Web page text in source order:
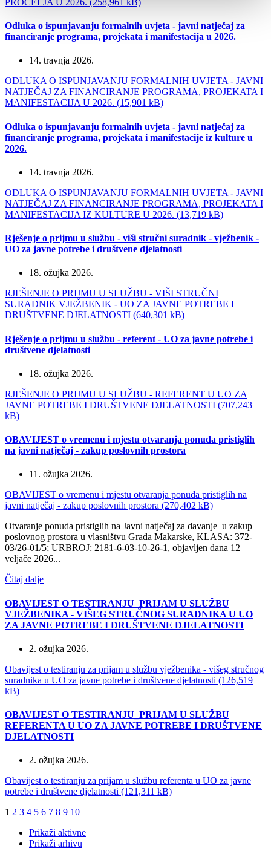
Odluka o ispunjavanju formalnih uvjeta - javni natječaj za
financiranje programa, projekata i manifestacija u 2026.
14. travnja 2026.
ODLUKA O ISPUNJAVANJU FORMALNIH UVJETA - JAVNI
NATJEČAJ ZA FINANCIRANJE PROGRAMA, PROJEKATA I
MANIFESTACIJA U 2026. (15,901 kB)
Odluka o ispunjavanju formalnih uvjeta - javni natječaj za
financiranje programa, projekata i manifestacije iz kulture u
2026.
14. travnja 2026.
ODLUKA O ISPUNJAVANJU FORMALNIH UVJETA - JAVNI
NATJEČAJ ZA FINANCIRANJE PROGRAMA, PROJEKATA I
MANIFESTACIJA IZ KULTURE U 2026. (13,719 kB)
Rješenje o prijmu u službu - viši stručni suradnik - vježbenik -
UO za javne potrebe i društvene djelatnosti
18. ožujka 2026.
RJEŠENJE O PRIJMU U SLUŽBU - VIŠI STRUČNI
SURADNIK VJEŽBENIK - UO ZA JAVNE POTREBE I
DRUŠTVENE DJELATNOSTI (640,301 kB)
Rješenje o prijmu u službu - referent - UO za javne potrebe i
društvene djelatnosti
18. ožujka 2026.
RJEŠENJE O PRIJMU U SLUŽBU - REFERENT U UO ZA
JAVNE POTREBE I DRUŠTVENE DJELATNOSTI (707,243
kB)
OBAVIJEST o vremenu i mjestu otvaranja ponuda pristiglih
na javni natječaj - zakup poslovnih prostora
11. ožujka 2026.
OBAVIJEST o vremenu i mjestu otvaranja ponuda pristiglih na
javni natječaj - zakup poslovnih prostora (270,402 kB)
Otvaranje ponuda pristiglih na Javni natječaj za davanje u zakup
poslovnog prostora u vlasništvu Grada Makarske, KLASA: 372-
03/26-01/5; URBROJ: 2181-6-03-10-26-1, objavljen dana 12
veljače 2026...
Čitaj dalje
OBAVIJEST O TESTIRANJU_PRIJAM U SLUŽBU
VJEŽBENIKA - VIŠEG STRUČNOG SURADNIKA U UO
ZA JAVNE POTREBE I DRUŠTVENE DJELATNOSTI
2. ožujka 2026.
Obavijest o testiranju za prijam u službu vježbenika - višeg stručnog
suradnika u UO za javne potrebe i društvene djelatnosti (126,519
kB)
OBAVIJEST O TESTIRANJU_PRIJAM U SLUŽBU
REFERENTA U UO ZA JAVNE POTREBE I DRUŠTVENE
DJELATNOSTI
2. ožujka 2026.
Obavijest o testiranju za prijam u službu referenta u UO za javne
potrebe i društvene djelatnosti (121,311 kB)
1 2 3 4 5 6 7 8 9 10
Prikaži aktivne
Prikaži arhivu